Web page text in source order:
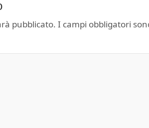
pubblicato. I campi obbligatori